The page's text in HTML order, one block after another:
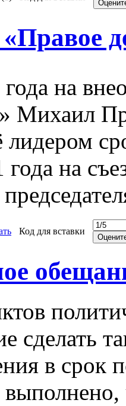
на
Михаил
лидером
года на
Код для вставки
сделать
в